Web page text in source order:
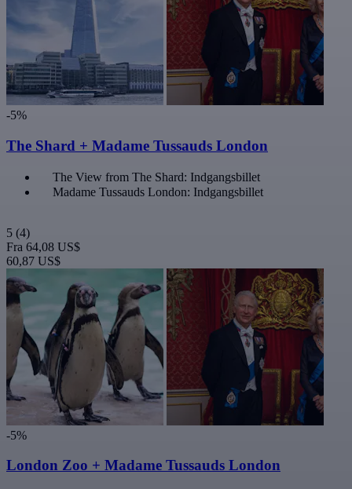
-5%
The Shard + Madame Tussauds London
The View from The Shard: Indgangsbillet
Madame Tussauds London: Indgangsbillet
5 (4)
Fra 64,08 US$
60,87 US$
-5%
London Zoo + Madame Tussauds London